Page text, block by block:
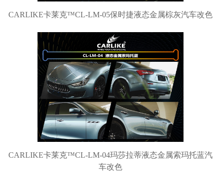
CARLIKE卡莱克™CL-LM-05保时捷液态金属棕灰汽车改色
CARLIKE卡莱克™CL-LM-04玛莎拉蒂液态金属索玛托蓝汽
车改色